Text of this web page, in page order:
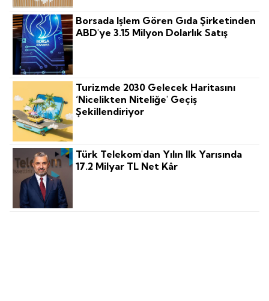
Borsada Işlem Gören Gıda Şirketinden
ABD'ye 3.15 Milyon Dolarlık Satış
Turizmde 2030 Gelecek Haritasını
‘nicelikten Niteliğe' Geçiş
Şekillendiriyor
Türk Telekom'dan Yılın Ilk Yarısında
17.2 Milyar TL Net Kâr